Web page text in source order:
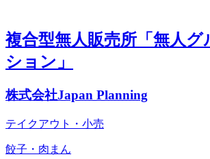
複合型無人販売所「無人グ
ション」
株式会社Japan Planning
テイクアウト・小売
餃子・肉まん